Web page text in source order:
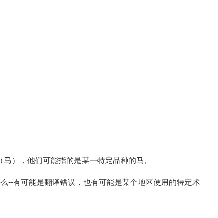
），他们可能指的是某一特定品种的马。
--有可能是翻译错误，也有可能是某个地区使用的特定术